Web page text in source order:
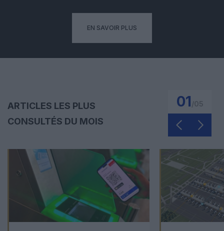
EN SAVOIR PLUS
ARTICLES LES PLUS
CONSULTÉS DU MOIS
01